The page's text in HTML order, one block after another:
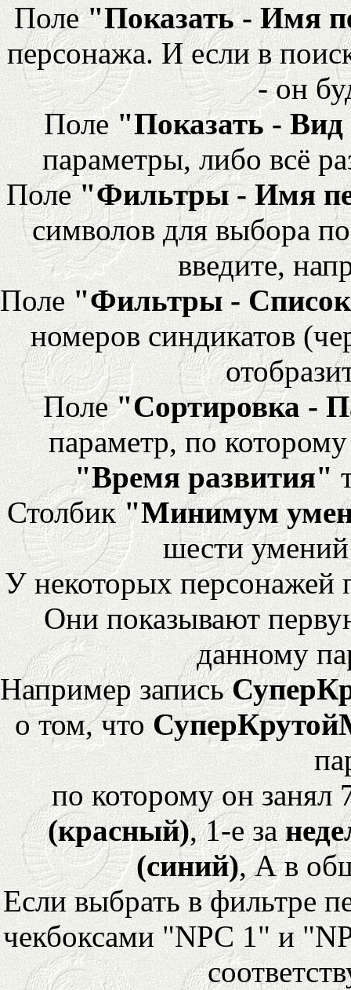
Поле"Показать - Имя
персонажа. И если в
- он
Поле "Показать -
параметры, либо всё
Поле"Фильтры - Имя
символов для выбора
введите,
Поле "Фильтры -
номеров синдикатов
Поле"Сортировка -
параметр, по
"Время развития"
Столбик"Минимум
шести
У некоторых персонажей
Они показывают
данному
Например запись
о том, что
по которому он
(красный), 1-е за
(синий), А в
Если выбрать в фильтре
чекбоксами "NPC 1" и